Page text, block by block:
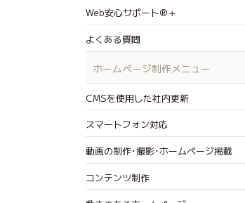
Web安心サポート®＋
よくある質問
ホームページ制作メニュー
CMSを使用した社内更新
スマートフォン対応
動画の制作･撮影･ホームページ掲載
コンテンツ制作